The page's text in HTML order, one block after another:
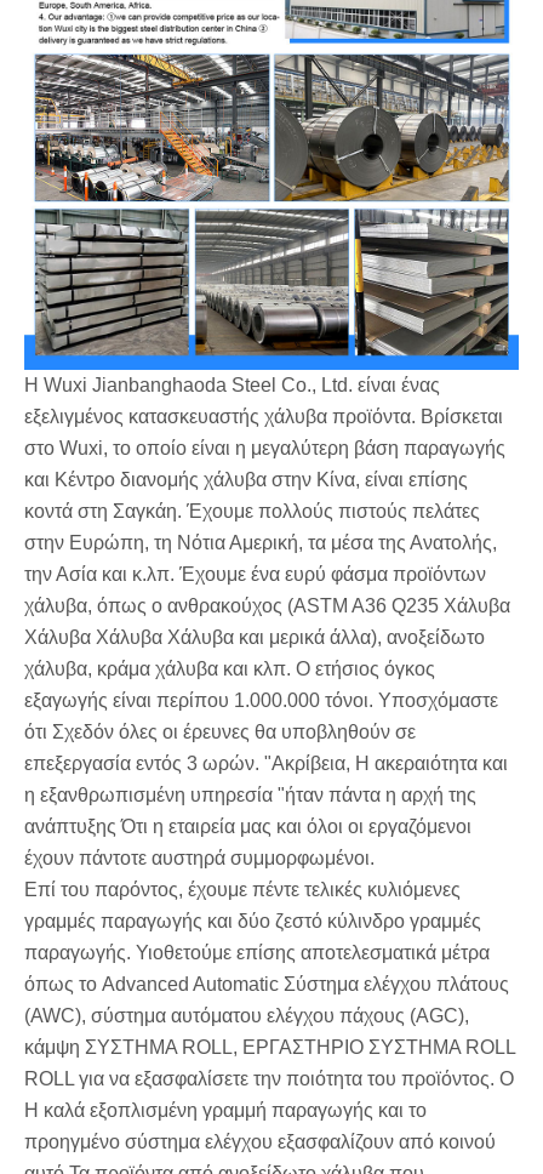
Η Wuxi Jianbanghaoda Steel Co., Ltd. είναι ένας
εξελιγμένος κατασκευαστής χάλυβα προϊόντα. Βρίσκεται
στο Wuxi, το οποίο είναι η μεγαλύτερη βάση παραγωγής
και Κέντρο διανομής χάλυβα στην Κίνα, είναι επίσης
κοντά στη Σαγκάη. Έχουμε πολλούς πιστούς πελάτες
στην Ευρώπη, τη Νότια Αμερική, τα μέσα της Ανατολής,
την Ασία και κ.λπ. Έχουμε ένα ευρύ φάσμα προϊόντων
χάλυβα, όπως ο ανθρακούχος (ASTM A36 Q235 Χάλυβα
Χάλυβα Χάλυβα Χάλυβα και μερικά άλλα), ανοξείδωτο
χάλυβα, κράμα χάλυβα και κλπ. Ο ετήσιος όγκος
εξαγωγής είναι περίπου 1.000.000 τόνοι. Υποσχόμαστε
ότι Σχεδόν όλες οι έρευνες θα υποβληθούν σε
επεξεργασία εντός 3 ωρών. "Ακρίβεια, Η ακεραιότητα και
η εξανθρωπισμένη υπηρεσία "ήταν πάντα η αρχή της
ανάπτυξης Ότι η εταιρεία μας και όλοι οι εργαζόμενοι
έχουν πάντοτε αυστηρά συμμορφωμένοι.
Επί του παρόντος, έχουμε πέντε τελικές κυλιόμενες
γραμμές παραγωγής και δύο ζεστό κύλινδρο γραμμές
παραγωγής. Υιοθετούμε επίσης αποτελεσματικά μέτρα
όπως το Advanced Automatic Σύστημα ελέγχου πλάτους
(AWC), σύστημα αυτόματου ελέγχου πάχους (AGC),
κάμψη ΣΥΣΤΗΜΑ ROLL, ΕΡΓΑΣΤΗΡΙΟ ΣΥΣΤΗΜΑ ROLL
ROLL για να εξασφαλίσετε την ποιότητα του προϊόντος. Ο
Η καλά εξοπλισμένη γραμμή παραγωγής και το
προηγμένο σύστημα ελέγχου εξασφαλίζουν από κοινού